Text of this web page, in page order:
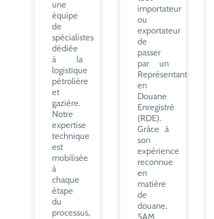
une
équipe
de
spécialistes
dédiée
à la
logistique
pétrolière
et
gazière.
Notre
expertise
technique
est
mobilisée
à
chaque
étape
du
processus,
importateur
ou
exportateur
de
passer
par un
Représentant
en
Douane
Enregistré
(RDE).
Grâce à
son
expérience
reconnue
en
matière
de
douane,
5AM